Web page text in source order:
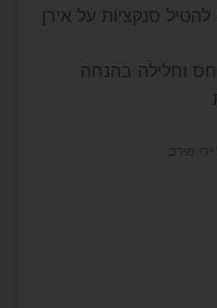
סנקציות על אירן
וחלילה בהנחה